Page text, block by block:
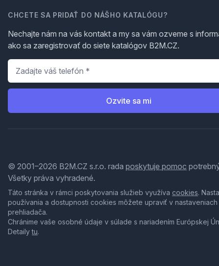
CHCETE SA PRIDAŤ DO NÁŠHO KATALÓGU?
Nechajte nám na vás kontakt a my sa vám ozveme s
ako sa zaregistrovať do siete katalógov B2M.CZ.
Telefón
Ozvite sa mi
© 2001–2026 B2M.CZ s.r.o. rada poskytuje pomoc
Všetky práva vyhradené.
Táto stránka v rámci poskytovania služieb využíva cookies.
používania a dostupnosti cookies môžete upraviť v nastaveniach
prehliadača.
Chránime vaše osobné údaje v súlade s nariadením Európskej
Detailytu.